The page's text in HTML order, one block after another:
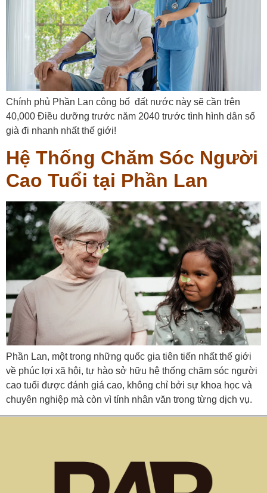
Chính phủ Phần Lan công bố đất nước này sẽ cần trên
40,000 Điều dưỡng trước năm 2040 trước tình hình dân số
già đi nhanh nhất thế giới!
Hệ Thống Chăm Sóc Người
Cao Tuổi tại Phần Lan
Phần Lan, một trong những quốc gia tiên tiến nhất thế giới
về phúc lợi xã hội, tự hào sở hữu hệ thống chăm sóc người
cao tuổi được đánh giá cao, không chỉ bởi sự khoa học và
chuyên nghiệp mà còn vì tính nhân văn trong từng dịch vụ.